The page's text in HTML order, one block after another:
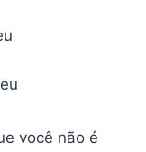
você não é